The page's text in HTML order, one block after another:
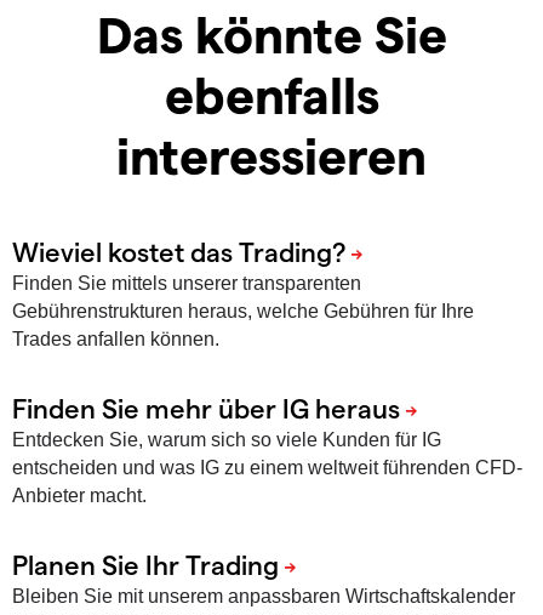
Das könnte Sie
ebenfalls
interessieren
Finden Sie mittels unserer transparenten
Gebührenstrukturen heraus, welche Gebühren für Ihre
Trades anfallen können.
Entdecken Sie, warum sich so viele Kunden für IG
entscheiden und was IG zu einem weltweit führenden CFD-
Anbieter macht.
Bleiben Sie mit unserem anpassbaren Wirtschaftskalender